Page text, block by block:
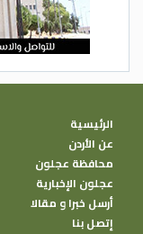
الرئيسية
عن الأردن
محافظة عجلون
عجلون الإخبارية
أرسل خبرا و مقالا
إتصل بنا